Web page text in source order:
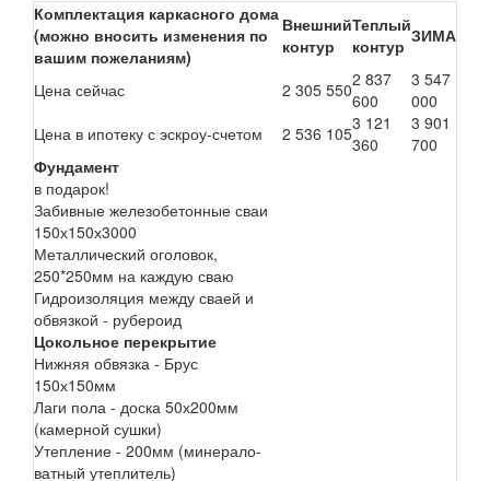
Комплектация каркасного дома
(можно вносить изменения по
вашим пожеланиям)
Внешний
контур
Теплый
контур ЗИМА
Цена сейчас 2 305 5502 837
600
3 547
000
Цена в ипотеку с эскроу-счетом
2 536 1053 121
360
3 901
700
Фундамент
в подарок!
Забивные железобетонные сваи
150х150х3000
Металлический оголовок,
250*250мм на каждую сваю
Гидроизоляция между сваей и
обвязкой - рубероид
Цокольное перекрытие
Нижняя обвязка - Брус
150х150мм
Лаги пола - доска 50х200мм
(камерной сушки)
Утепление - 200мм (минерало-
ватный утеплитель)